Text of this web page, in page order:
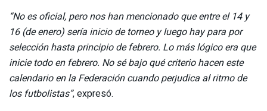
“No es oficial, pero nos han mencionado que entre el 14 y
16 (de enero) sería inicio de torneo y luego hay para por
selección hasta principio de febrero. Lo más lógico era que
inicie todo en febrero. No sé bajo qué criterio hacen este
calendario en la Federación cuando perjudica al ritmo de
los futbolistas”, expresó.